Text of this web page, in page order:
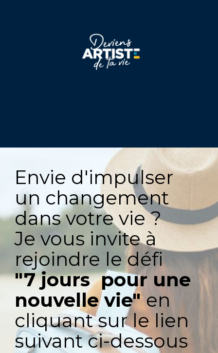
Envie d'impulser
un changement
dans votre vie ?
Je vous invite à
rejoindre le défi
"7 jours pour une
nouvelle vie"en
cliquant sur le lien
suivant ci-dessous